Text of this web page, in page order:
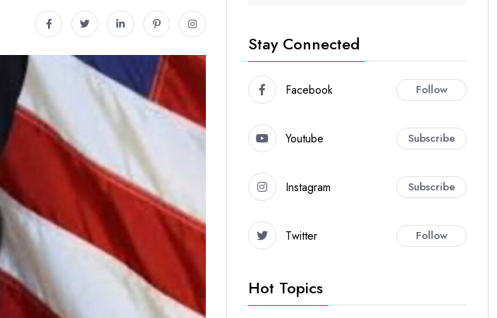
Stay Connected
Facebook Follow
Youtube Subscribe
Instagram Subscribe
Twitter Follow
Hot Topics